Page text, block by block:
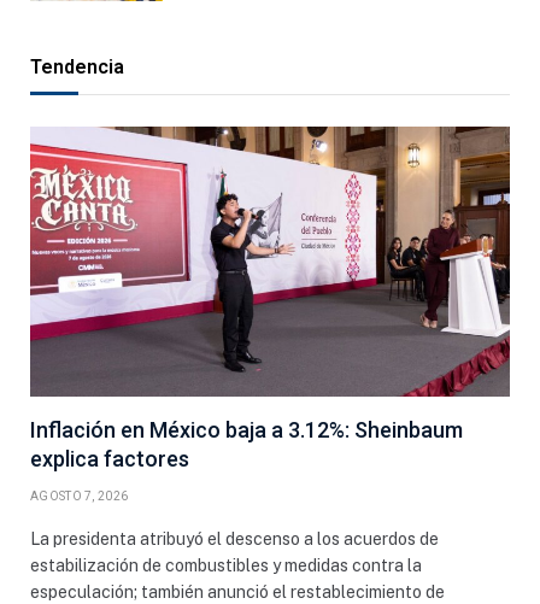
Tendencia
Inflación en México baja a 3.12%: Sheinbaum
explica factores
AGOSTO 7, 2026
La presidenta atribuyó el descenso a los acuerdos de
estabilización de combustibles y medidas contra la
especulación; también anunció el restablecimiento de